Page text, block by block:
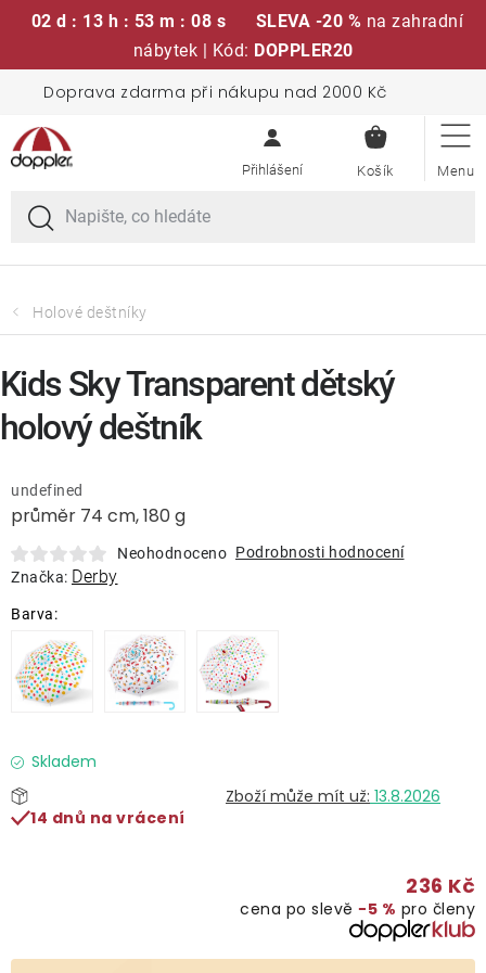
02 d : 13 h : 53 m : 07 s SLEVA -20 % na zahradní
nábytek | Kód: DOPPLER20
obsah
Doprava zdarma při nákupu nad 2000 Kč
KOŠÍK
Sedací soupravy
Slunečníky
Křesla a židle
Lavice a houpačky
Lehátka
Doplňky
Gastro produkty
Kolekce
Prodávané značky
Naše katalogy
Holové deštníky
průměr 74 cm, 180 g
undefined
Neohodnoceno Podrobnosti hodnocení
Značka: Derby
Skladem
13.8.2026
14 dnů na vrácení
236 Kč
cena po slevě −5 % pro členy
Kids Sky Transparent dětský
holový deštník